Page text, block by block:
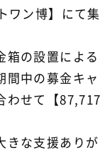
ワン博】にて集
箱の設置による
間中の募金キャ
わせて【
きな支援ありが